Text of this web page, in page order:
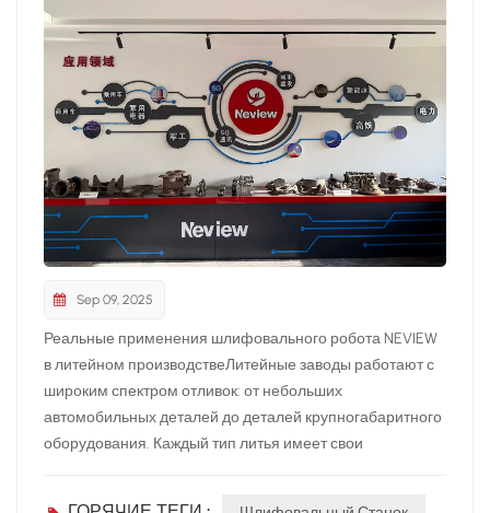
Sep 09, 2025
Реальные применения шлифовального робота NEVIEW
в литейном производствеЛитейные заводы работают с
широким спектром отливок: от небольших
автомобильных деталей до деталей крупногабаритного
оборудования. Каждый тип литья имеет свои